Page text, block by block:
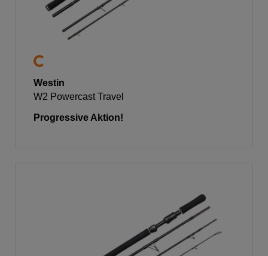
Westin
W2 Powercast Travel
Progressive Aktion!